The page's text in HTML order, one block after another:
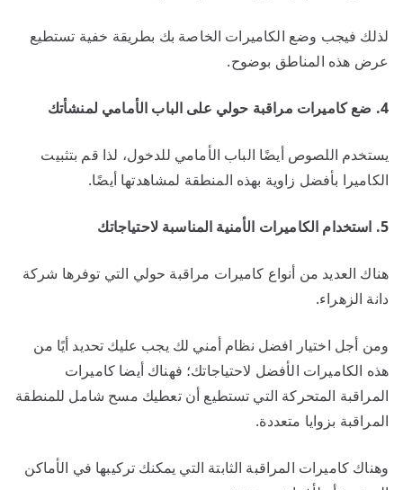
لذلك فيجب وضع الكاميرات الخاصة بك بطريقة خفية تستطيع
عرض هذه المناطق بوضوح.
4. ضع كاميرات مراقبة حولي على الباب الأمامي لمنشأتك
يستخدم اللصوص أيضًا الباب الأمامي للدخول، لذا قم بتثبيت
الكاميرا بأفضل زاوية بهذه المنطقة لمشاهدتها أيضًا.
5. استخدام الكاميرات الأمنية المناسبة لاحتياجاتك
هناك العديد من أنواع كاميرات مراقبة حولي التي توفرها شركة
دانة الزهراء.
ومن أجل اختيار افضل نظام أمني لك يجب عليك تحديد أيًا من
هذه الكاميرات الأفضل لاحتياجاتك؛ فهناك أيضا كاميرات
المراقبة المتحركة التي تستطيع أن تعطيك مسح شامل للمنطقة
المراقبة بزوايا متعددة.
وهناك كاميرات المراقبة الثابتة التي يمكنك تركيبها في الأماكن